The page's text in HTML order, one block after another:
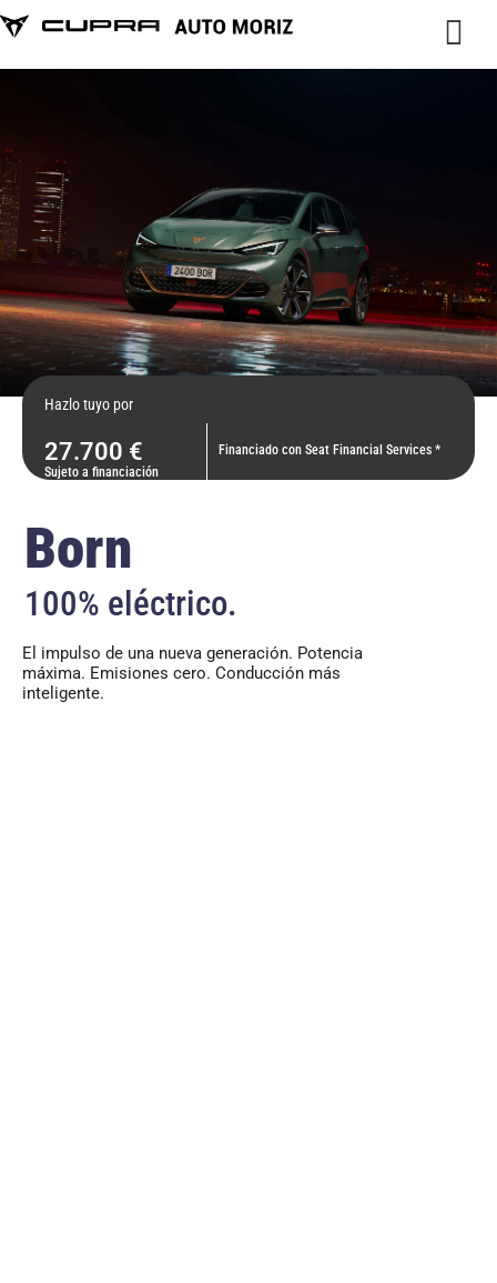
Hazlo tuyo por
27.700 €
Sujeto a financiación
Financiado con Seat Financial Services *
Born
100% eléctrico.
El impulso de una nueva generación. Potencia
máxima. Emisiones cero. Conducción más
inteligente.